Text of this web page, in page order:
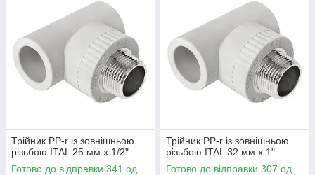
Трійник PP-r із зовнішньою
різьбою ITAL 25 мм х 1/2"
Готово до відправки 341 од.
Трійник PP-r із зовнішньою
різьбою ITAL 32 мм х 1"
Готово до відправки 307 од.